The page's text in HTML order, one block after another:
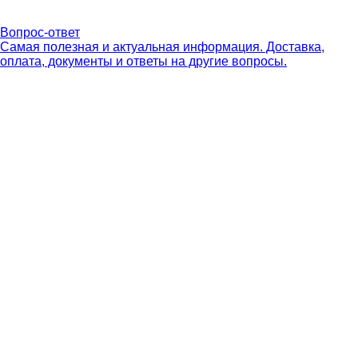
Вопрос-ответ
Самая полезная и актуальная информация. Доставка,
оплата, документы и ответы на другие вопросы.